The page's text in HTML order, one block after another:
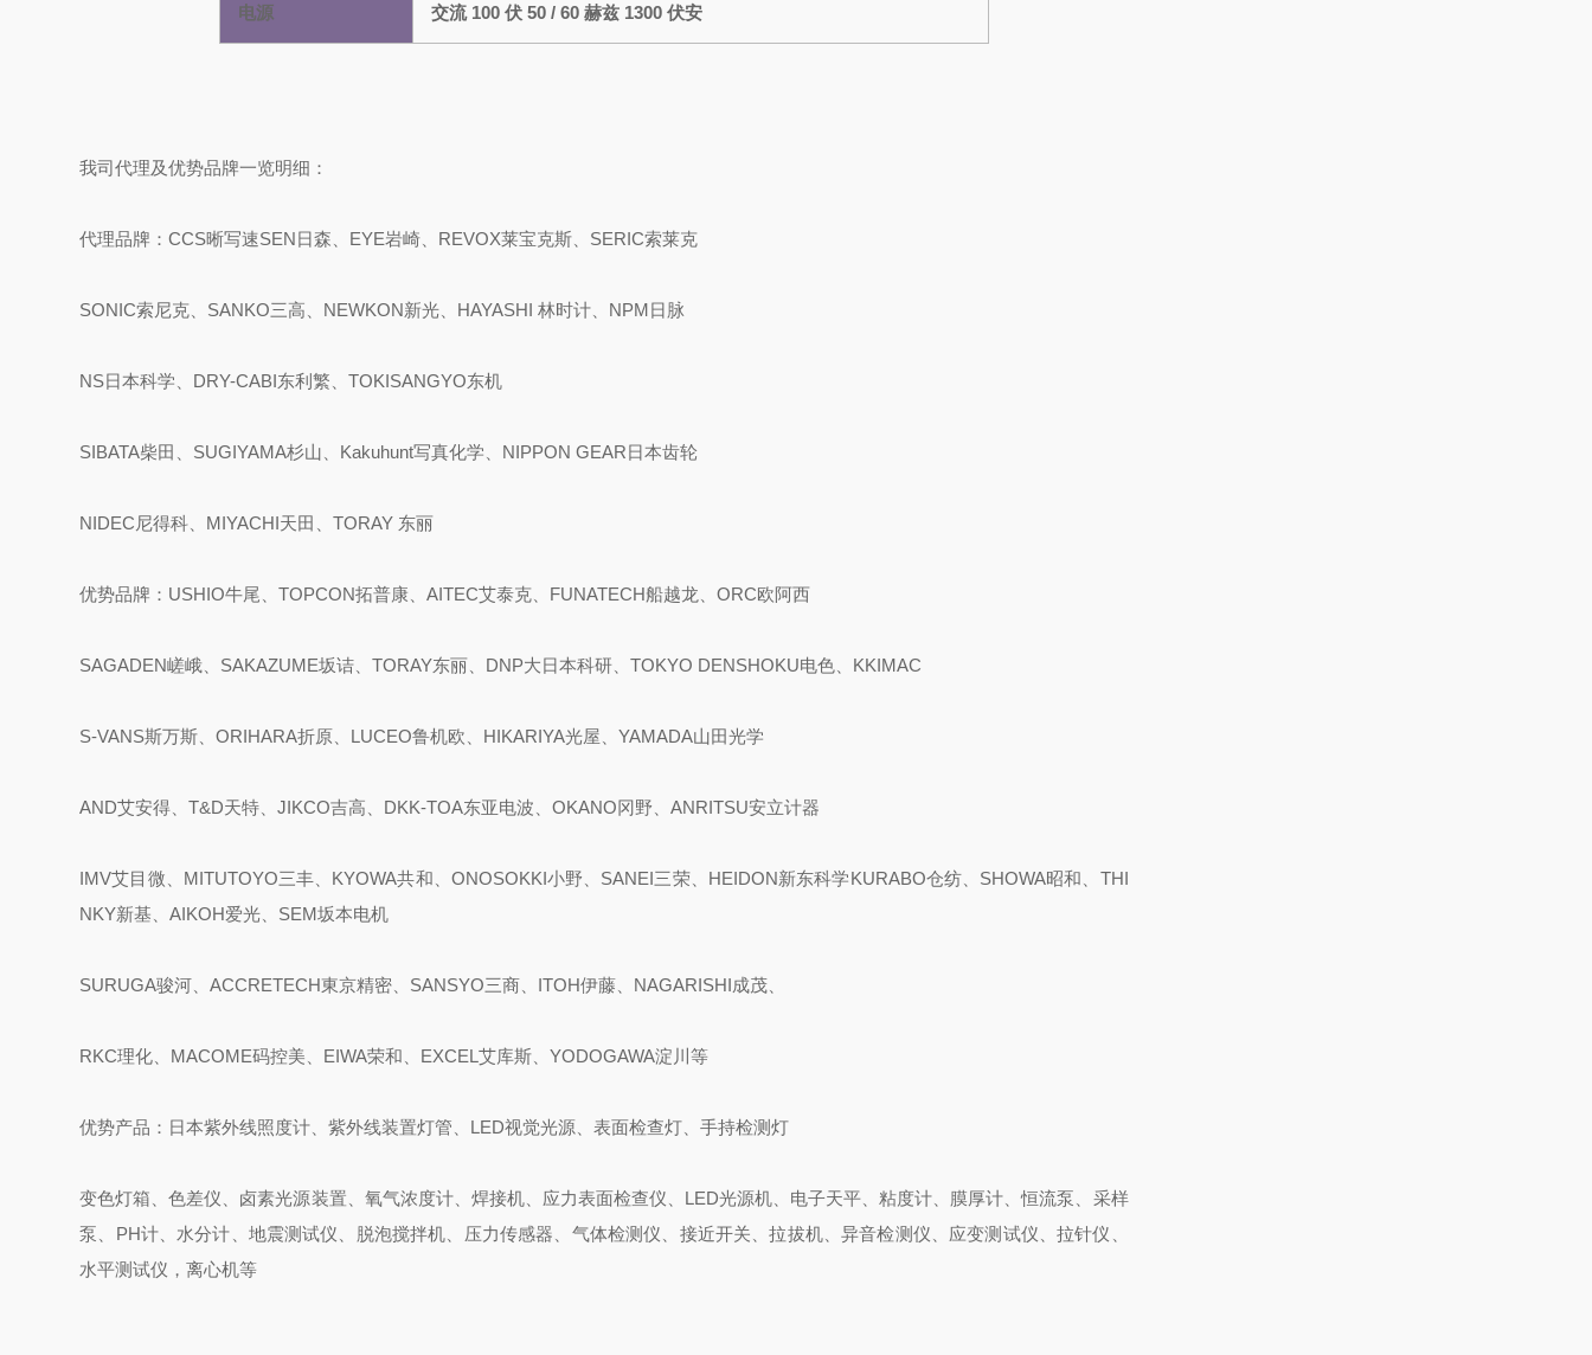
电源 交流 100 伏 50 / 60 赫兹 1300 伏安
我司代理及优势品牌一览明细：
代理品牌：CCS晰写速SEN日森、EYE岩崎、REVOX莱宝克斯、SERIC索莱克
SONIC索尼克、SANKO三高、NEWKON新光、HAYASHI 林时计、NPM日脉
NS日本科学、DRY-CABI东利繁、TOKISANGYO东机
SIBATA柴田、SUGIYAMA杉山、Kakuhunt写真化学、NIPPON GEAR日本齿轮
NIDEC尼得科、MIYACHI天田、TORAY 东丽
优势品牌：USHIO牛尾、TOPCON拓普康、AITEC艾泰克、FUNATECH船越龙、ORC欧阿西
SAGADEN嵯峨、SAKAZUME坂诘、TORAY东丽、DNP大日本科研、TOKYO DENSHOKU电色、KKIMAC
S-VANS斯万斯、ORIHARA折原、LUCEO鲁机欧、HIKARIYA光屋、YAMADA山田光学
AND艾安得、T&D天特、JIKCO吉高、DKK-TOA东亚电波、OKANO冈野、ANRITSU安立计器
IMV艾目微、MITUTOYO三丰、KYOWA共和、ONOSOKKI小野、SANEI三荣、HEIDON新东科学KURABO仓纺、SHOWA昭和、THI
NKY新基、AIKOH爱光、SEM坂本电机
SURUGA骏河、ACCRETECH東京精密、SANSYO三商、ITOH伊藤、NAGARISHI成茂、
RKC理化、MACOME码控美、EIWA荣和、EXCEL艾库斯、YODOGAWA淀川等
优势产品：日本紫外线照度计、紫外线装置灯管、LED视觉光源、表面检查灯、手持检测灯
变色灯箱、色差仪、卤素光源装置、氧气浓度计、焊接机、应力表面检查仪、LED光源机、电子天平、粘度计、膜厚计、恒流泵、采样
泵、PH计、水分计、地震测试仪、脱泡搅拌机、压力传感器、气体检测仪、接近开关、拉拔机、异音检测仪、应变测试仪、拉针仪、
水平测试仪，离心机等